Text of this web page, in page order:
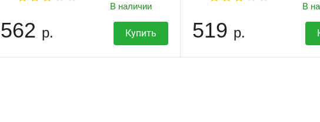
В наличии
562 р. Купить
В
519 р.